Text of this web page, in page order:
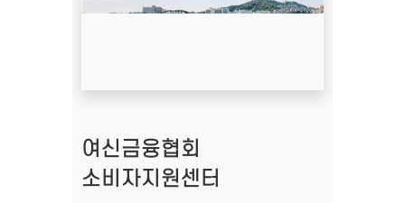
여신금융협회
소비자지원센터